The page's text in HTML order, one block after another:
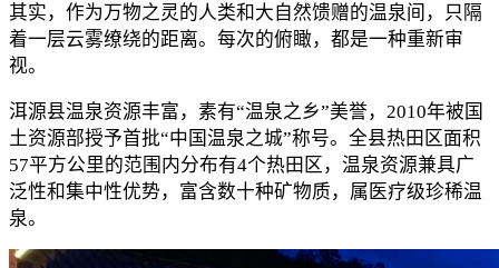
其实，作为万物之灵的人类和大自然馈赠的温泉间，只隔
着一层云雾缭绕的距离。每次的俯瞰，都是一种重新审
视。
洱源县温泉资源丰富，素有“温泉之乡”美誉，2010年被国
土资源部授予首批“中国温泉之城”称号。全县热田区面积
57平方公里的范围内分布有4个热田区，温泉资源兼具广
泛性和集中性优势，富含数十种矿物质，属医疗级珍稀温
泉。